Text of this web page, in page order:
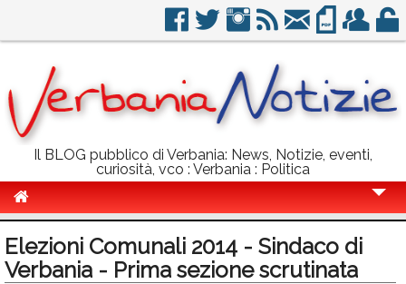
Il BLOG pubblico di Verbania: News, Notizie, eventi,
curiosità, vco : Verbania : Politica
Politica
Elezioni Comunali 2014 - Sindaco di
Verbania - Prima sezione scrutinata